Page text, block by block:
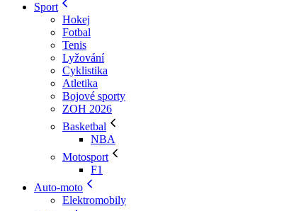
Sport
Hokej
Fotbal
Tenis
Lyžování
Cyklistika
Atletika
Bojové sporty
ZOH 2026
Basketbal
NBA
Motosport
F1
Auto-moto
Elektromobily